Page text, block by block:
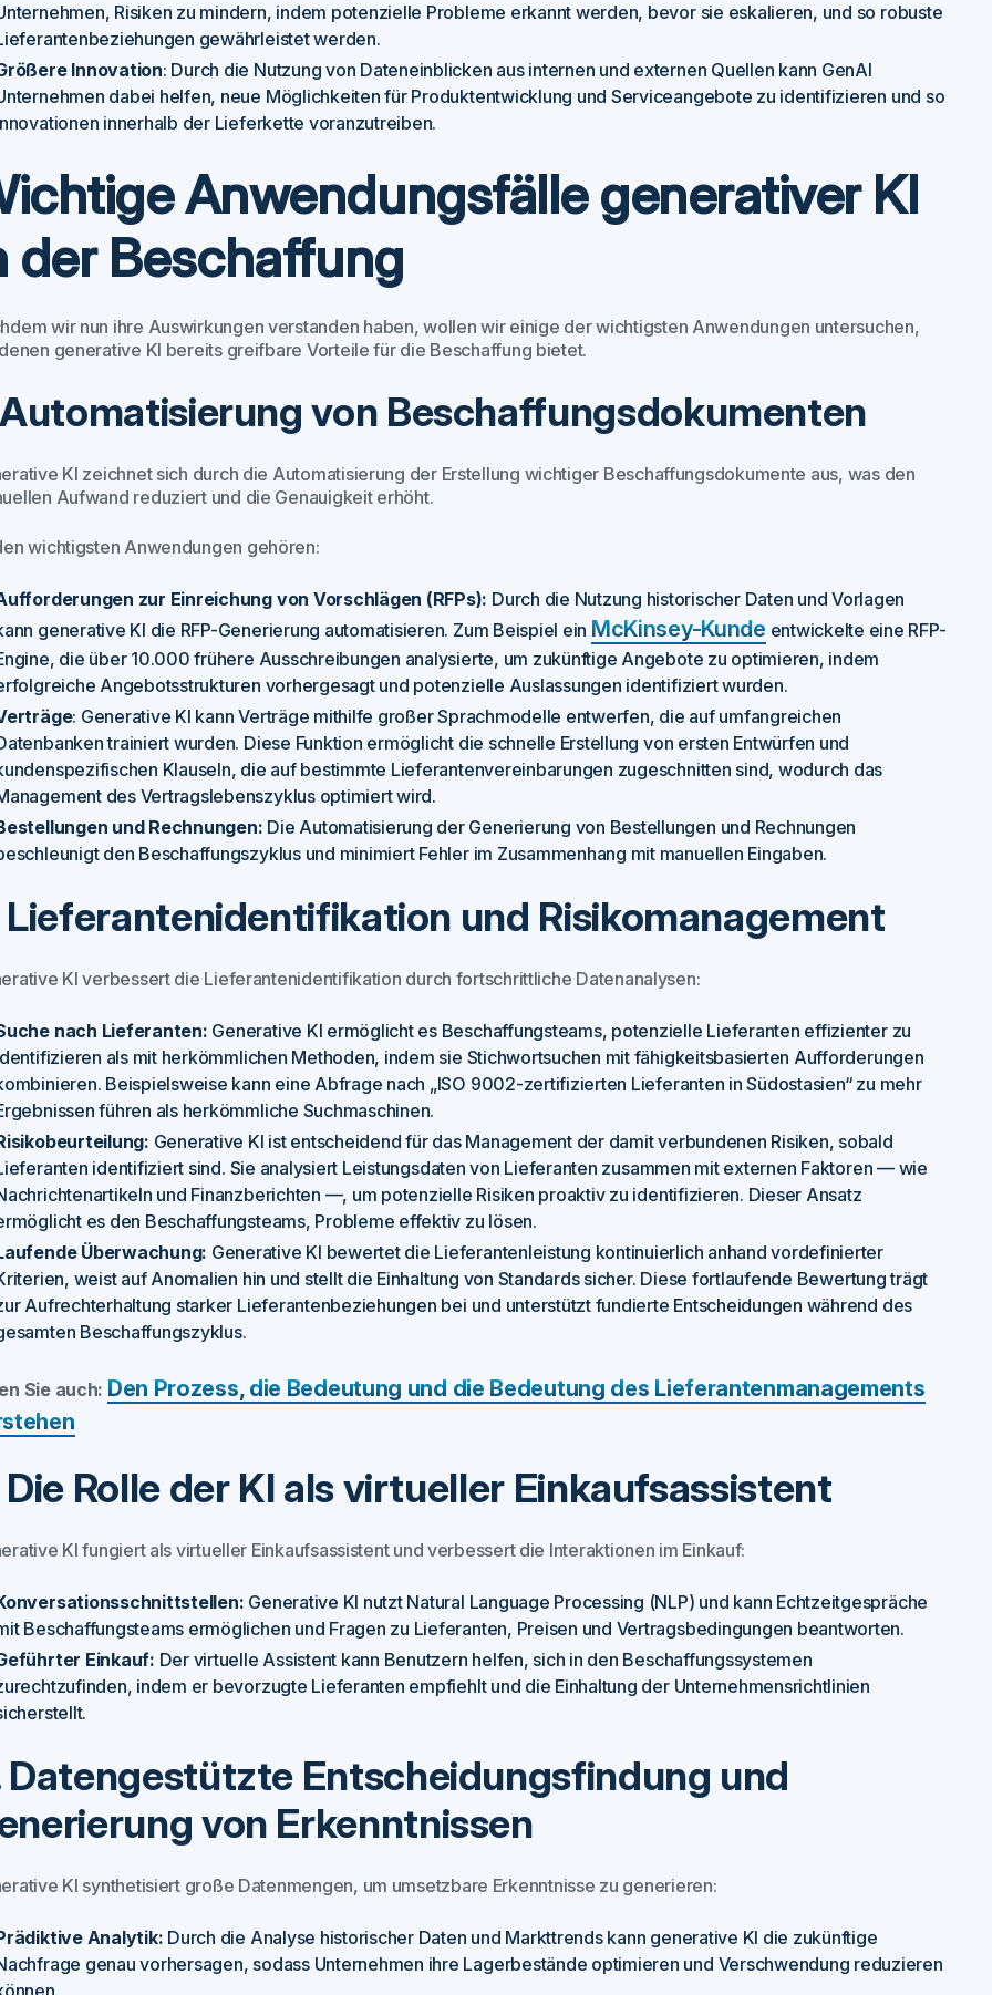
Risiken zu mindern, indem potenzielle Probleme erkannt werden, bevor sie eskalieren, und so robuste
gewährleistet werden.
Innovation: Durch die Nutzung von Dateneinblicken aus internen und externen Quellen kann GenAI
dabei helfen, neue Möglichkeiten für Produktentwicklung und Serviceangebote zu identifizieren und so
innerhalb der Lieferkette voranzutreiben.
Anwendungsfälle generativer KI
der Beschaffung
wir nun ihre Auswirkungen verstanden haben, wollen wir einige der wichtigsten Anwendungen untersuchen,
generative KI bereits greifbare Vorteile für die Beschaffung bietet.
Automatisierung von Beschaffungsdokumenten
KI zeichnet sich durch die Automatisierung der Erstellung wichtiger Beschaffungsdokumente aus, was den
Aufwand reduziert und die Genauigkeit erhöht.
wichtigsten Anwendungen gehören:
zur Einreichung von Vorschlägen (RFPs): Durch die Nutzung historischer Daten und Vorlagen
generative KI die RFP-Generierung automatisieren. Zum Beispiel ein McKinsey-Kunde entwickelte eine RFP-
die über 10.000 frühere Ausschreibungen analysierte, um zukünftige Angebote zu optimieren, indem
Angebotsstrukturen vorhergesagt und potenzielle Auslassungen identifiziert wurden.
: Generative KI kann Verträge mithilfe großer Sprachmodelle entwerfen, die auf umfangreichen
trainiert wurden. Diese Funktion ermöglicht die schnelle Erstellung von ersten Entwürfen und
Klauseln, die auf bestimmte Lieferantenvereinbarungen zugeschnitten sind, wodurch das
des Vertragslebenszyklus optimiert wird.
und Rechnungen: Die Automatisierung der Generierung von Bestellungen und Rechnungen
den Beschaffungszyklus und minimiert Fehler im Zusammenhang mit manuellen Eingaben.
Lieferantenidentifikation und Risikomanagement
KI verbessert die Lieferantenidentifikation durch fortschrittliche Datenanalysen:
nach Lieferanten: Generative KI ermöglicht es Beschaffungsteams, potenzielle Lieferanten effizienter zu
als mit herkömmlichen Methoden, indem sie Stichwortsuchen mit fähigkeitsbasierten Aufforderungen
Beispielsweise kann eine Abfrage nach „ISO 9002-zertifizierten Lieferanten in Südostasien“ zu mehr
führen als herkömmliche Suchmaschinen.
Generative KI ist entscheidend für das Management der damit verbundenen Risiken, sobald
identifiziert sind. Sie analysiert Leistungsdaten von Lieferanten zusammen mit externen Faktoren — wie
und Finanzberichten —, um potenzielle Risiken proaktiv zu identifizieren. Dieser Ansatz
es den Beschaffungsteams, Probleme effektiv zu lösen.
Überwachung: Generative KI bewertet die Lieferantenleistung kontinuierlich anhand vordefinierter
weist auf Anomalien hin und stellt die Einhaltung von Standards sicher. Diese fortlaufende Bewertung trägt
Aufrechterhaltung starker Lieferantenbeziehungen bei und unterstützt fundierte Entscheidungen während des
Beschaffungszyklus.
Sie auch: Den Prozess, die Bedeutung und die Bedeutung des Lieferantenmanagements
Die Rolle der KI als virtueller Einkaufsassistent
KI fungiert als virtueller Einkaufsassistent und verbessert die Interaktionen im Einkauf:
Generative KI nutzt Natural Language Processing (NLP) und kann Echtzeitgespräche
Beschaffungsteams ermöglichen und Fragen zu Lieferanten, Preisen und Vertragsbedingungen beantworten.
Einkauf: Der virtuelle Assistent kann Benutzern helfen, sich in den Beschaffungssystemen
indem er bevorzugte Lieferanten empfiehlt und die Einhaltung der Unternehmensrichtlinien
Datengestützte Entscheidungsfindung und
von Erkenntnissen
KI synthetisiert große Datenmengen, um umsetzbare Erkenntnisse zu generieren:
Analytik: Durch die Analyse historischer Daten und Markttrends kann generative KI die zukünftige
genau vorhersagen, sodass Unternehmen ihre Lagerbestände optimieren und Verschwendung reduzieren